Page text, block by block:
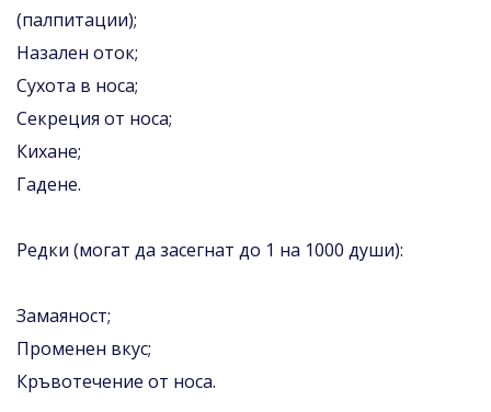
(палпитации);
Назален оток;
Сухота в носа;
Секреция от носа;
Кихане;
Гадене.
Редки (могат да засегнат до 1 на 1000 души):
Замаяност;
Променен вкус;
Кръвотечение от носа.